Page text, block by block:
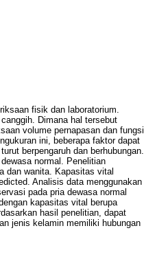
fisik dan laboratorium.
Dimana hal tersebut
volume pernapasan dan fungsi
ini, beberapa faktor dapat
berpengaruh dan berhubungan.
normal. Penelitian
dan wanita. Kapasitas vital
Analisis data menggunakan
pada pria dewasa normal
kapasitas vital berupa
hasil penelitian, dapat
jenis kelamin memiliki hubungan